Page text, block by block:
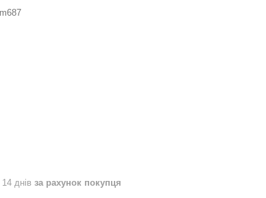
днів за рахунок покупця